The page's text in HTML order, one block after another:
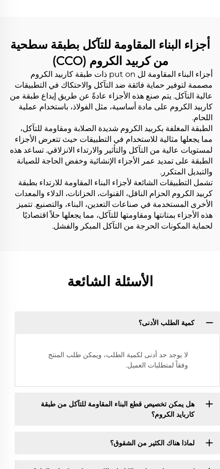
أجزاء البناء المقاومة للتآكل بطبقة سطحية
من كربيد الكروم (CCO)
أجزاء البناء المقاومة لل put on ذات طبقة كاربيد الكروم
مصممة لتوفير حماية فائقة ضد التآكل والاحتكاك في التطبيقات
عالية التآكل. يتم صنع هذه الأجزاء عادةً عن طريق إيداع طبقة من
كاربيد الكروم على مادة أساسية، مثل الفولاذ، باستخدام عملية
اللحام.
الطبقة المغلفة بكربيد الكروم شديدة الصلابة ومقاومة للتآكل،
مما يجعلها مثالية للاستخدام في التطبيقات حيث تتعرض الأجزاء
لمستويات عالية من التآكل والتأثير والارتداء الانزلاقي. تساعد هذه
الطبقة على تمديد عمر الأجزاء الإنشائية وخفض الحاجة للصيانة
والتبديل المتكرر.
تشمل التطبيقات الشائعة لأجزاء البناء المقاومة للارتداء بطبقة
كربيد الكروم الحزام الناقل، القنوات، الخزانات، الدلاء والمعدات
الأخرى المستخدمة في صناعات التعدين، البناء، والتصنيع. تتميز
هذه الأجزاء بمتانتها ومقاومتها للتآكل، مما يجعلها حلاً اقتصاديًا
لحماية المكونات الحرجة من التآكل المبكر والفشل.
الأسئلة الشائعة
كمية الطلب الأدنى؟
لا يوجد حد أدنى لكمية الطلب، ويمكن طلب المنتج
وفقاً لمتطلبات العميل.
هل يمكن تخصيص قطع البناء المقاومة للتآكل من طبقة
كاربايد الكروم؟
لماذا هناك الكثير من الشقوق؟